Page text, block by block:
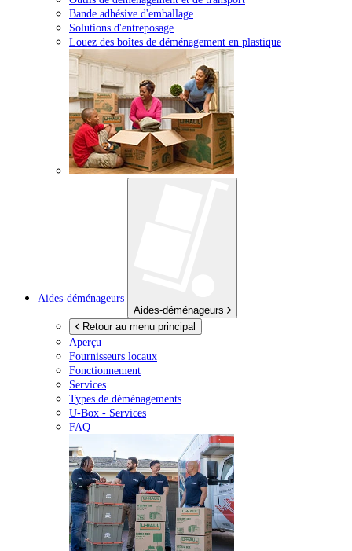
Bande adhésive d'emballage
Solutions d'entreposage
Louez des boîtes de déménagement en plastique
Aides-déménageurs
Aides-déménageurs
Retour au menu principal
Aperçu
Fournisseurs locaux
Fonctionnement
Services
Types de déménagements
U-Box - Services
FAQ